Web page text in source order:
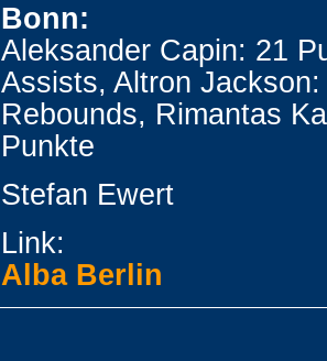
Bonn:
Aleksander Capin: 21
Assists, Altron
Rebounds, Rimantas
Punkte
Stefan Ewert
Link:
Alba Berlin